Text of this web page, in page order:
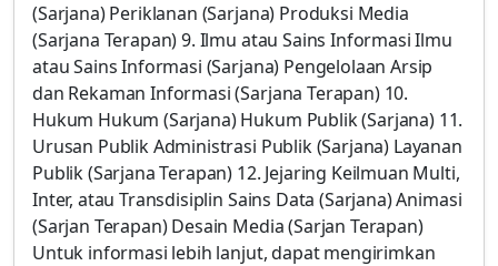
(Sarjana) Periklanan (Sarjana) Produksi Media
(Sarjana Terapan) 9. Ilmu atau Sains Informasi Ilmu
atau Sains Informasi (Sarjana) Pengelolaan Arsip
dan Rekaman Informasi (Sarjana Terapan) 10.
Hukum Hukum (Sarjana) Hukum Publik (Sarjana) 11.
Urusan Publik Administrasi Publik (Sarjana) Layanan
Publik (Sarjana Terapan) 12. Jejaring Keilmuan Multi,
Inter, atau Transdisiplin Sains Data (Sarjana) Animasi
(Sarjan Terapan) Desain Media (Sarjan Terapan)
Untuk informasi lebih lanjut, dapat mengirimkan